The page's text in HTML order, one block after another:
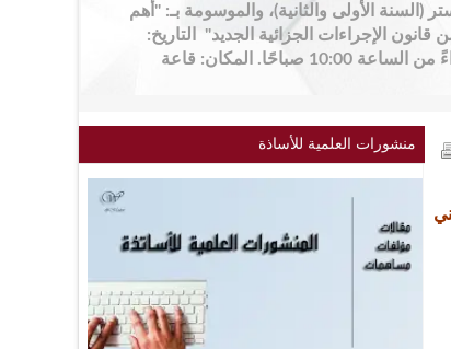
(السنة الأولى والثانية)، والموسومة بـ: "أهم
رقم 25-14 المتضمن قانون الإجراءات الجزائية الجديد" التاريخ:
يوم الأحد 10 ماي 2026 التوقيت: ابتداءً من الساعة 10:00 صباحًا. المكان: قاعة
منشورات العلمية للأساذة